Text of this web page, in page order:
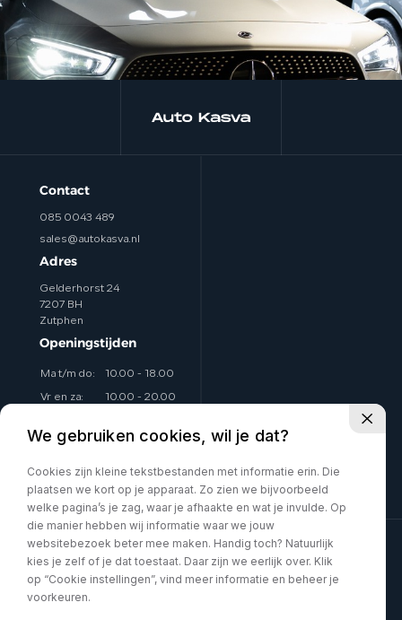
Contact
085 0043 489
sales@autokasva.nl
Adres
Gelderhorst 24
7207 BH
Zutphen
Openingstijden
Ma t/m do: 10.00 - 18.00
Vr en za: 10.00 - 20.00
mogelijk op afspraak.
Volg ons:
We gebruiken cookies, wil je dat?
Cookies zijn kleine tekstbestanden met informatie erin. Die
plaatsen we kort op je apparaat. Zo zien we bijvoorbeeld
welke pagina’s je zag, waar je afhaakte en wat je invulde. Op
die manier hebben wij informatie waar we jouw
websitebezoek beter mee maken. Handig toch? Natuurlijk
kies je zelf of je dat toestaat. Daar zijn we eerlijk over. Klik
op “Cookie instellingen”, vind meer informatie en beheer je
voorkeuren.